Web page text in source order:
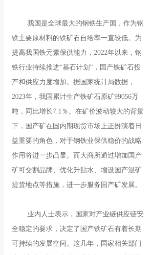
我国是全球最大的钢铁生产国，作为钢
铁主要原材料的铁矿石自给率一直较低。为
提高我国铁元素保供能力，2022年以来，钢
铁行业持续推进“基石计划”，国产铁矿石投
产和供应力度增加。据国家统计局数据，
2023年，我国累计生产铁矿石原矿99056万
吨，同比增长7.1％。在矿价波动较大的背景
下，国产矿在国内期现货市场上正扮演着日
益重要的角色，对于钢铁业保供稳价的战略
作用将进一步凸显。而大商所通过增加国产
矿可交割品牌、优化升贴水、增设国产混矿
提货地点等措施，进一步服务国产矿发展。
业内人士表示，国家对产业链供应链安
全稳定的要求，决定了国产铁矿石有着长期
可持续的发展空间。这几年，国家相关部门